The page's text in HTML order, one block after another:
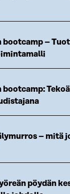
bootcamp –
– mitä
pöydän